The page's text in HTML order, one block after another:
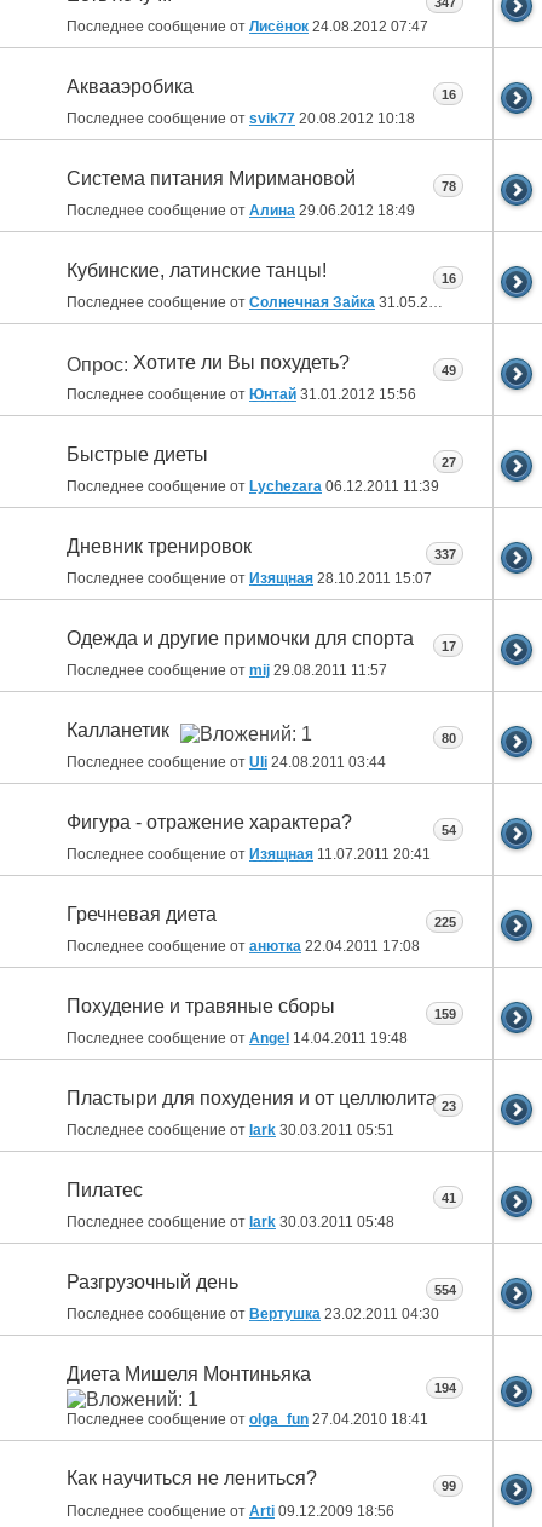
Последнее сообщение от Лисёнок 24.08.2012 07:47
Аквааэробика
Последнее сообщение от svik77 20.08.2012 10:18
16
Система питания Миримановой
Последнее сообщение от Алина 29.06.2012 18:49
78
Кубинские, латинские танцы!
Последнее сообщение от Солнечная Зайка 31.05.2012
16
Опрос: Хотите ли Вы похудеть?
Последнее сообщение от Юнтай 31.01.2012 15:56
49
Быстрые диеты
Последнее сообщение от Lychezara 06.12.2011 11:39
27
Дневник тренировок
Последнее сообщение от Изящная 28.10.2011 15:07
337
Одежда и другие примочки для спорта
Последнее сообщение от mij 29.08.2011 11:57
17
Калланетик
Последнее сообщение от Uli 24.08.2011 03:44
80
Фигура - отражение характера?
Последнее сообщение от Изящная 11.07.2011 20:41
54
Гречневая диета
Последнее сообщение от анютка 22.04.2011 17:08
225
Похудение и травяные сборы
Последнее сообщение от Angel 14.04.2011 19:48
159
Пластыри для похудения и от целлюлита
Последнее сообщение от lark 30.03.2011 05:51
23
Пилатес
Последнее сообщение от lark 30.03.2011 05:48
41
Разгрузочный день
Последнее сообщение от Вертушка 23.02.2011 04:30
554
Диета Мишеля Монтиньяка
Последнее сообщение от olga_fun 27.04.2010 18:41
194
Как научиться не лениться?
Последнее сообщение от Arti 09.12.2009 18:56
99